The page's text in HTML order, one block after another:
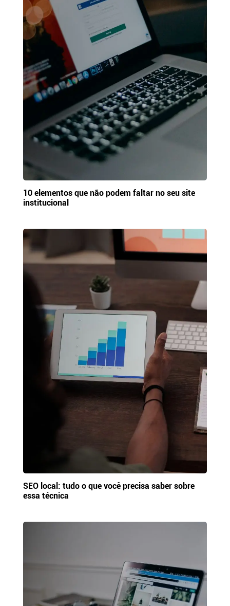
10 elementos que não podem faltar no seu site
institucional
SEO local: tudo o que você precisa saber sobre
essa técnica